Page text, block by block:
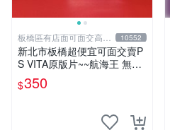
板橋區有店面可面交高價
回收電玩
10552
新北市板橋超便宜可面交賣P
S VITA原版片~~航海王 無限
世界 赤紅 中文版~~實體店面
可面交
$350